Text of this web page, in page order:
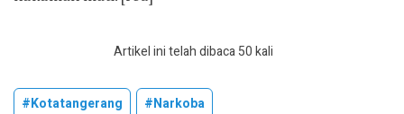
Artikel ini telah dibaca 50 kali
#kotatangerang
#narkoba